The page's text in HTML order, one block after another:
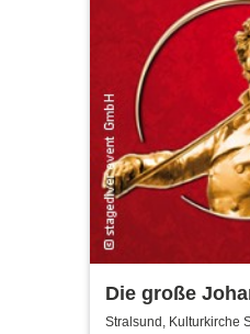
Die große
Revue
Stralsund, Kulturkirche